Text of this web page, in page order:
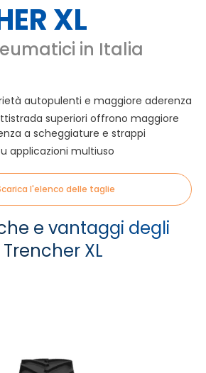
XL
in Italia
autopulenti e maggiore aderenza
superiori offrono maggiore
a scheggiature e strappi
applicazioni multiuso
l'elenco delle taglie
e vantaggi degli
XL